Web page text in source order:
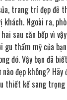
trang trí đẹp đẽ
Ngoài ra,
sau căn bếp vì
gu thẩm mỹ của
đó. Vậy bạn đã
đẹp không?
thiết kế sang trọng